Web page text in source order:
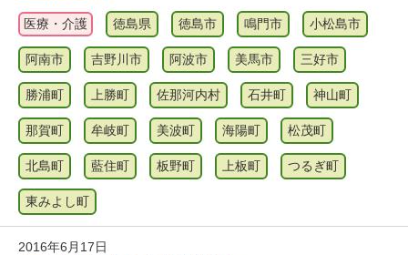
医療・介護 徳島県 徳島市 鳴門市 小松島市
阿南市 吉野川市 阿波市 美馬市 三好市
勝浦町 上勝町 佐那河内村 石井町 神山町
那賀町 牟岐町 美波町 海陽町 松茂町
北島町 藍住町 板野町 上板町 つるぎ町
東みよし町
2016年6月17日